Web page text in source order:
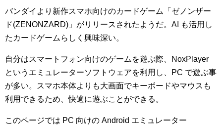
バンダイより新作スマホ向けのカードゲーム「ゼノンザー
ド(ZENONZARD)」がリリースされたようだ。AI も活用し
たカードゲームらしく興味深い。
自分はスマートフォン向けのゲームを遊ぶ際、NoxPlayer
というエミュレーターソフトウェアを利用し、PC で遊ぶ事
が多い。スマホ本体よりも大画面でキーボードやマウスも
利用できるため、快適に遊ぶことができる。
このページでは PC 向けの Android エミュレーター